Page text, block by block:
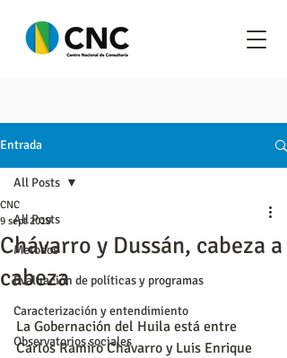
Entrada
All Posts
Metodos
Evaluación de políticas y programas
Caracterización y entendimiento
Observatorios sociales
All Posts
Chávarro y Dussán, cabeza a
cabeza
CNC
9 sept 2019
La Gobernación del Huila está entre
Carlos Ramiro Chávarro y Luis Enrique